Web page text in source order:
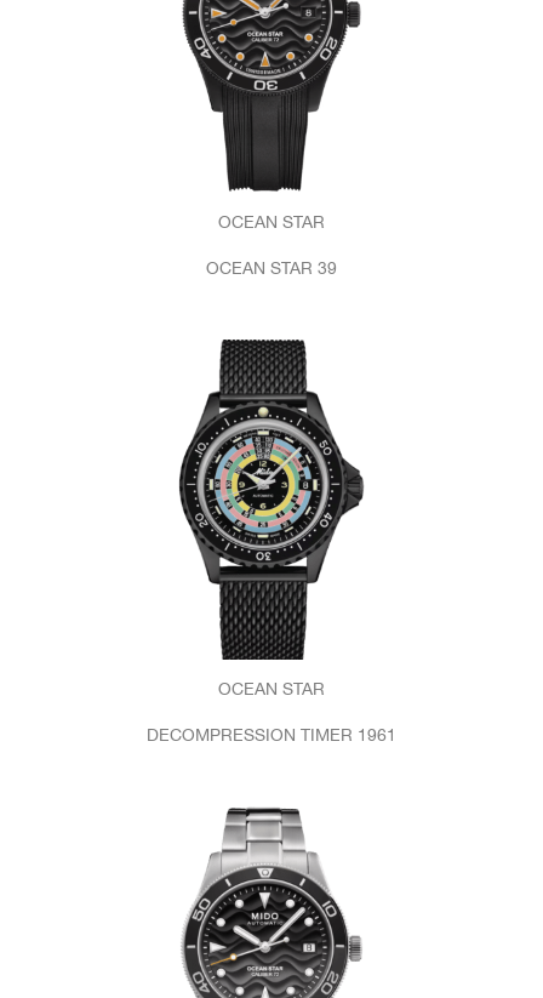
OCEAN STAR
OCEAN STAR 39
OCEAN STAR
DECOMPRESSION TIMER 1961